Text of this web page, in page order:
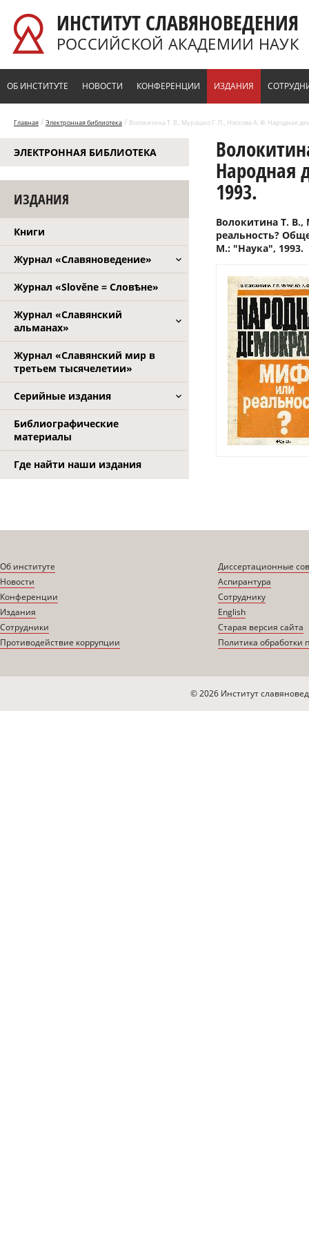
ИНСТИТУТ СЛАВЯНОВЕДЕНИЯ
РОССИЙСКОЙ АКАДЕМИИ НАУК
ОБ ИНСТИТУТЕ НОВОСТИ КОНФЕРЕНЦИИ ИЗДАНИЯ
Главная / Электронная библиотека / Волокитина Т. В., Мурашко Г. П., Носкова А. Ф. Народная
ЭЛЕКТРОННАЯ БИБЛИОТЕКА
ИЗДАНИЯ
Книги
Журнал «Славяноведение»
Журнал «Slověne = Словѣне»
Журнал «Славянский
альманах»
Журнал «Славянский мир в
третьем тысячелетии»
Серийные издания
Библиографические
материалы
Где найти наши издания
Народная
1993.
Волокитина Т.
реальность?
М.: "Наука", 1993.
Об институте
Новости
Конференции
Издания
Сотрудники
Противодействие коррупции
Диссертационные
Аспирантура
Сотруднику
English
Старая версия сайта
Политика обработки
© 2026 Институт